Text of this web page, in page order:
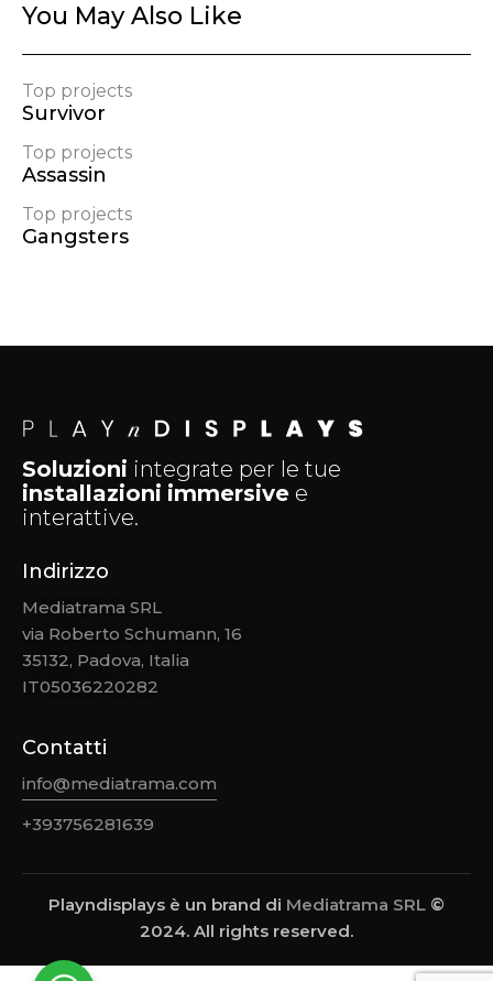
You May Also Like
Top projects
Survivor
Top projects
Assassin
Top projects
Gangsters
Soluzioni integrate per le tue
installazioni immersive e
interattive.
Indirizzo
Mediatrama SRL
via Roberto Schumann, 16
35132, Padova, Italia
IT05036220282
Contatti
info@mediatrama.com
+393756281639
Playndisplays è un brand di Mediatrama SRL ©
2024. All rights reserved.